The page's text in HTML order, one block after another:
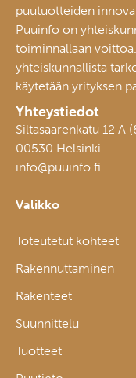
puutuotteiden
Puuinfo on
toiminnallaan
yhteiskunnallista
käytetään yrityksen
Yhteystiedot
Siltasaarenkatu 12 A
00530 Helsinki
info@puuinfo.fi
Valikko
Toteutetut kohteet
Rakennuttaminen
Rakenteet
Suunnittelu
Tuotteet